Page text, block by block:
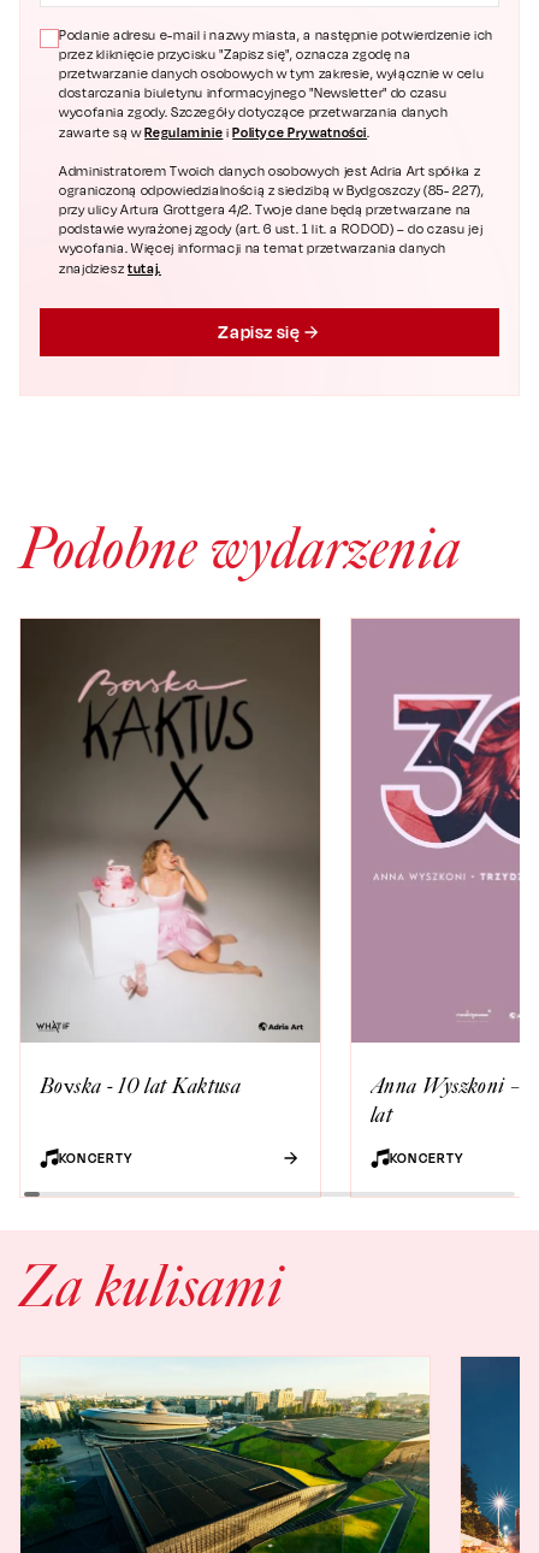
Podanie adresu e-mail i nazwy miasta, a następnie potwierdzenie ich
przez kliknięcie przycisku "Zapisz się", oznacza zgodę na
przetwarzanie danych osobowych w tym zakresie, wyłącznie w celu
dostarczania biuletynu informacyjnego "Newsletter" do czasu
wycofania zgody. Szczegóły dotyczące przetwarzania danych
zawarte są wRegulaminie iPolityce Prywatności
Administratorem Twoich danych osobowych jest Adria Art spółka z
ograniczoną odpowiedzialnością z siedzibą w Bydgoszczy (85- 227),
przy ulicy Artura Grottgera 4/2. Twoje dane będą przetwarzane na
podstawie wyrażonej zgody (art. 6 ust. 1 lit. a RODOD) – do czasu jej
wycofania. Więcej informacji na temat przetwarzania danych
znajdziesztutaj.
Zapisz się
Podobne wydarzenia
Bovska - 10 lat Kaktusa
KONCERTY
Anna Wyszkoni –
lat
KONCERTY
Za kulisami